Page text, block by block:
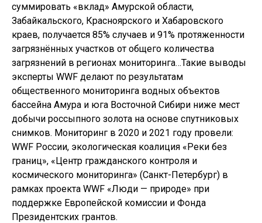
суммировать «вклад» Амурской области,
Забайкальского, Красноярского и Хабаровского
краев, получается 85% случаев и 91% протяженности
загрязнённых участков от общего количества
загрязнений в регионах мониторинга…Такие выводы
эксперты WWF делают по результатам
общественного мониторинга водных объектов
бассейна Амура и юга Восточной Сибири ниже мест
добычи россыпного золота на основе спутниковых
снимков. Мониторинг в 2020 и 2021 году провели:
WWF России, экологическая коалиция «Реки без
границ», «Центр гражданского контроля и
космического мониторинга» (Санкт-Петербург) в
рамках проекта WWF «Люди — природе» при
поддержке Европейской комиссии и Фонда
Президентских грантов.